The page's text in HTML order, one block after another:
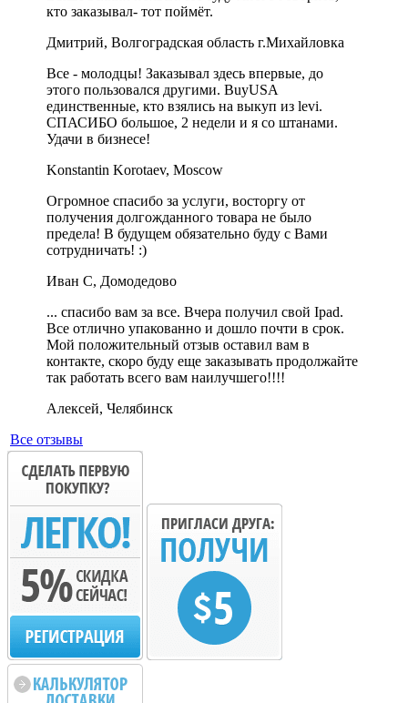
кто заказывал- тот поймёт.
Дмитрий, Волгоградская область г.Михайловка
Все - молодцы! Заказывал здесь впервые, до
этого пользовался другими. BuyUSA
единственные, кто взялись на выкуп из levi.
СПАСИБО большое, 2 недели и я со штанами.
Удачи в бизнесе!
Konstantin Korotaev, Moscow
Огромное спасибо за услуги, восторгу от
получения долгожданного товара не было
предела! В будущем обязательно буду с Вами
сотрудничать! :)
Иван С, Домодедово
... cпасибо вам за все. Вчера получил свой Ipad.
Все отлично упакованно и дошло почти в срок.
Мой положительный отзыв оставил вам в
контакте, скоро буду еще заказывать продолжайте
так работать всего вам наилучшего!!!!
Алексей, Челябинск
Все отзывы